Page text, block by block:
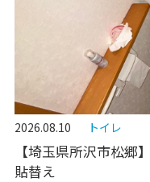
2026.08.10 トイレ
【埼玉県所沢市松郷
貼替え